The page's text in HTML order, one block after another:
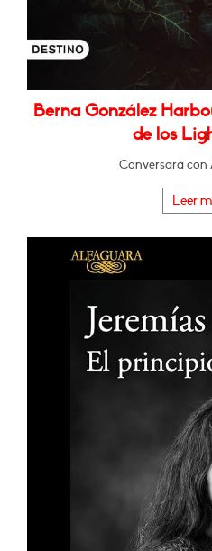
Berna González
de los
Conversará
Leer